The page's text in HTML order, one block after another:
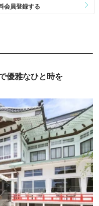
優雅なひと時を